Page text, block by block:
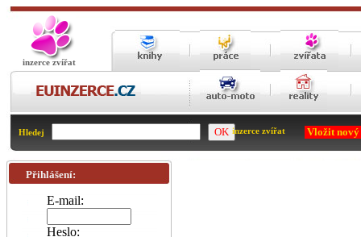
inzerce zvířat
Hledej inzerce zvířat Vložit
Přihlášení:
E-mail:
Heslo: